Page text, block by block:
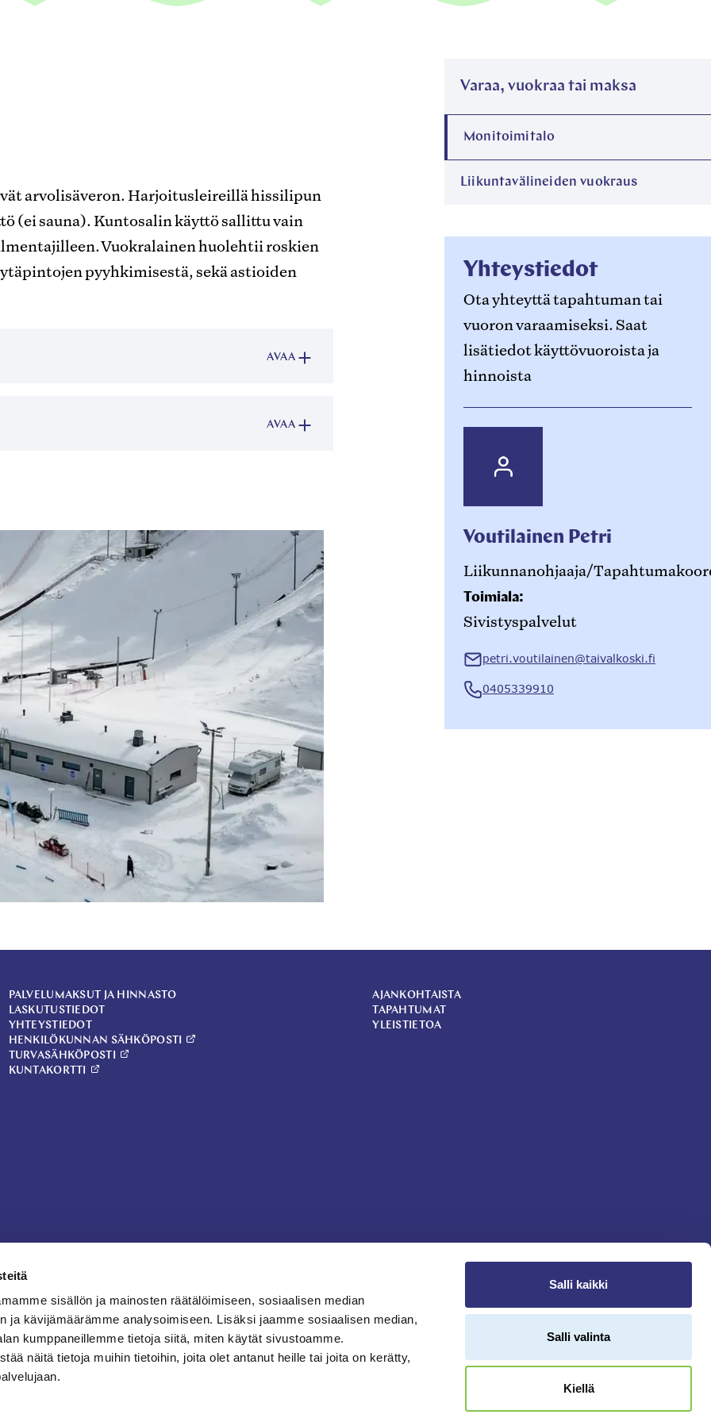
sisällön ja mainosten räätälöimiseen, sosiaalisen median
ja kävijämäärämme analysoimiseen. Lisäksi jaamme sosiaalisen median,
kumppaneillemme tietoja siitä, miten käytät sivustoamme.
näitä tietoja muihin tietoihin, joita olet antanut heille tai joita on kerätty,
Salli kaikki
Salli valinta
Kiellä
arvolisäveron. Harjoitusleireillä hissilipun
(ei sauna). Kuntosalin käyttö sallittu vain
Vuokralainen huolehtii roskien
pyyhkimisestä, sekä astioiden
AVAA
AVAA
Varaa, vuokraa tai maksa
Monitoimitalo
Liikuntavälineiden vuokraus
Yhteystiedot
Ota yhteyttä tapahtuman tai
vuoron varaamiseksi. Saat
lisätiedot käyttövuoroista ja
hinnoista
Voutilainen Petri
Liikunnanohjaaja/
Toimiala:
Sivistyspalvelut
petri.voutilainen@taivalkoski.fi
0405339910
PALVELUMAKSUT JA HINNASTO
LASKUTUSTIEDOT
YHTEYSTIEDOT
HENKILÖKUNNAN SÄHKÖPOSTI
TURVASÄHKÖPOSTI
KUNTAKORTTI
AJANKOHTAISTA
TAPAHTUMAT
YLEISTIETOA